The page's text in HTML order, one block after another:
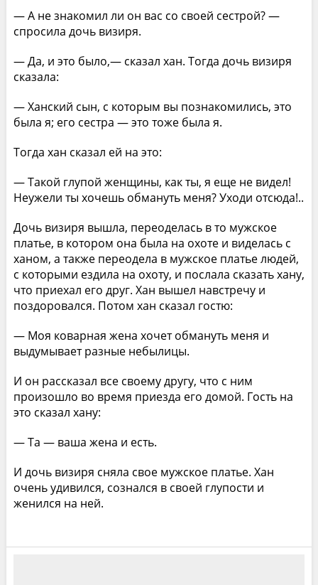
— А не знакомил ли он вас со своей сестрой? —
спросила дочь визиря.
— Да, и это было,— сказал хан. Тогда дочь визиря
сказала:
— Ханский сын, с которым вы познакомились, это
была я; его сестра — это тоже была я.
Тогда хан сказал ей на это:
— Такой глупой женщины, как ты, я еще не видел!
Неужели ты хочешь обмануть меня? Уходи отсюда!..
Дочь визиря вышла, переоделась в то мужское
платье, в котором она была на охоте и виделась с
ханом, а также переодела в мужское платье людей,
с которыми ездила на охоту, и послала сказать хану,
что приехал его друг. Хан вышел навстречу и
поздоровался. Потом хан сказал гостю:
— Моя коварная жена хочет обмануть меня и
выдумывает разные небылицы.
И он рассказал все своему другу, что с ним
произошло во время приезда его домой. Гость на
это сказал хану:
— Та — ваша жена и есть.
И дочь визиря сняла свое мужское платье. Хан
очень удивился, сознался в своей глупости и
женился на ней.